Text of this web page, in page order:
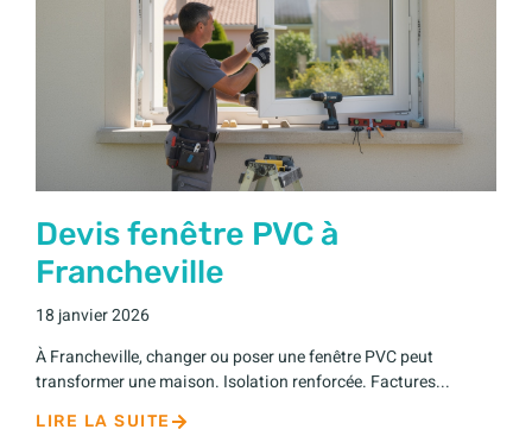
Devis fenêtre PVC à
Francheville
18 janvier 2026
À Francheville, changer ou poser une fenêtre PVC peut
transformer une maison. Isolation renforcée. Factures...
LIRE LA SUITE